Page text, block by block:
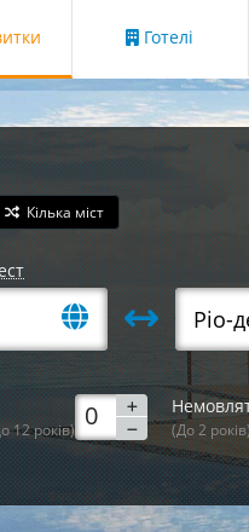
Готелі
Кілька міст
12 років) (До 2